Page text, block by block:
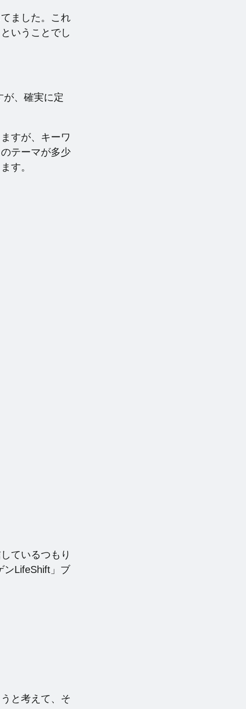
ました。これ
いうことでし
が、確実に定
すが、キーワ
テーマが多少
す。
ているつもり
ンLifeShift」ブ
と考えて、そ